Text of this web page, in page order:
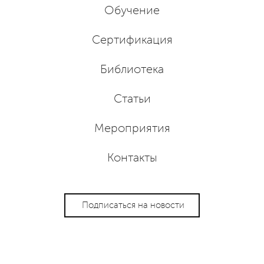
Обучение
Сертификация
Библиотека
Статьи
Мероприятия
Контакты
Подписаться на новости